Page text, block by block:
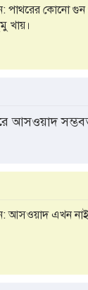
পাথরের কোনো গুন
খায়।
আসওয়াদ
আসওয়াদ এখন